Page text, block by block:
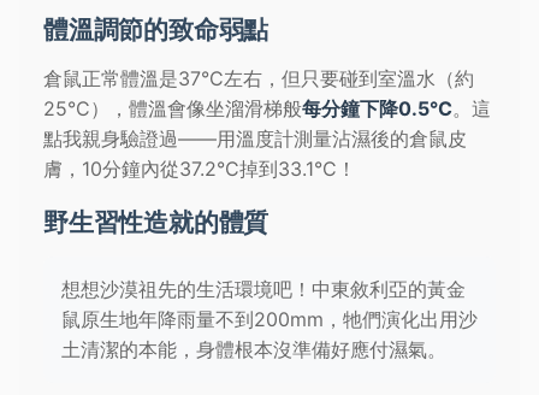
體溫調節的致命弱點
倉鼠正常體溫是37°C左右，但只要碰到室溫水（約
25°C），體溫會像坐溜滑梯般每分鐘下降0.5°C。這
點我親身驗證過——用溫度計測量沾濕後的倉鼠皮
膚，10分鐘內從37.2°C掉到33.1°C！
野生習性造就的體質
想想沙漠祖先的生活環境吧！中東敘利亞的黃金
鼠原生地年降雨量不到200mm，牠們演化出用沙
土清潔的本能，身體根本沒準備好應付濕氣。